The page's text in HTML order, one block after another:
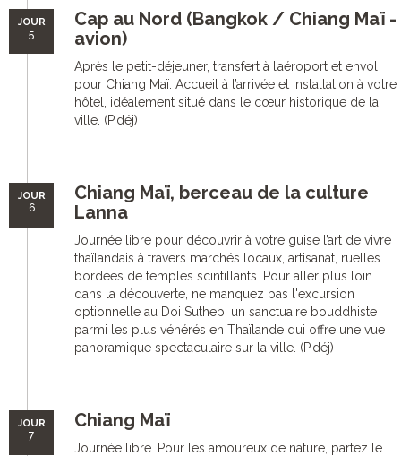
JOUR
5
Cap au Nord (Bangkok / Chiang Maï -
avion)
Après le petit-déjeuner, transfert à l’aéroport et envol
pour Chiang Maï. Accueil à l’arrivée et installation à votre
hôtel, idéalement situé dans le cœur historique de la
ville. (P.déj)
JOUR
6
Chiang Maï, berceau de la culture
Lanna
Journée libre pour découvrir à votre guise l’art de vivre
thaïlandais à travers marchés locaux, artisanat, ruelles
bordées de temples scintillants. Pour aller plus loin
dans la découverte, ne manquez pas l'excursion
optionnelle au Doi Suthep, un sanctuaire bouddhiste
parmi les plus vénérés en Thaïlande qui offre une vue
panoramique spectaculaire sur la ville. (P.déj)
JOUR
7
Chiang Maï
Journée libre. Pour les amoureux de nature, partez le